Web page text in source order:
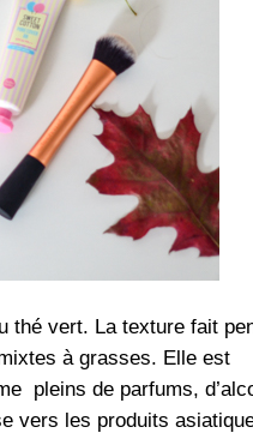
thé vert. La texture fait
à grasses. Elle est
pleins de parfums,
vers les produits